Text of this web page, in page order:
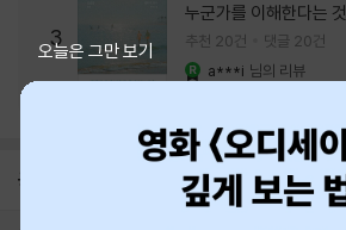
3
누군가를 이해한다는 것
추천 20건 댓글 20건
a***i 님의 리뷰
공지 8월 신용카드 무이자할부 안내
오늘은 그만 보기